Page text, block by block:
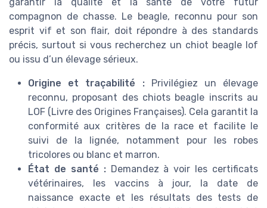
compagnon de chasse. Le beagle, reconnu pour son
esprit vif et son flair, doit répondre à des standards
précis, surtout si vous recherchez un chiot beagle lof
ou issu d’un élevage sérieux.
Origine et traçabilité :Privilégiez un élevage
reconnu, proposant des chiots beagle inscrits au
LOF (Livre des Origines Françaises). Cela garantit la
conformité aux critères de la race et facilite le
suivi de la lignée, notamment pour les robes
tricolores ou blanc et marron.
État de santé :Demandez à voir les certificats
vétérinaires, les vaccins à jour, la date de
naissance exacte et les résultats des tests de